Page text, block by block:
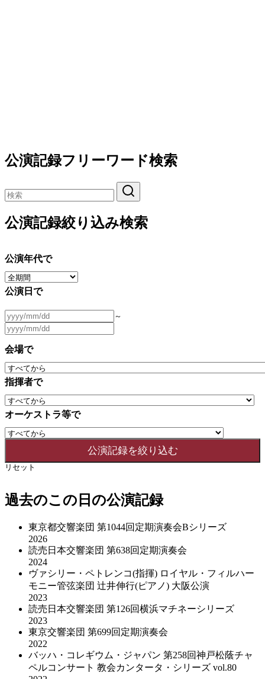
公演記録フリーワード検索
公演記録絞り込み検索
公演年代で
公演日で
～
会場で
指揮者で
オーケストラ等で
リセット
過去のこの日の公演記録
東京都交響楽団 第1044回定期演奏会Bシリーズ
2026
読売日本交響楽団 第638回定期演奏会
2024
ヴァシリー・ペトレンコ(指揮) ロイヤル・フィルハー
モニー管弦楽団 辻井伸行(ピアノ) 大阪公演
2023
読売日本交響楽団 第126回横浜マチネーシリーズ
2023
東京交響楽団 第699回定期演奏会
2022
バッハ・コレギウム・ジャパン 第258回神戸松蔭チャ
ペルコンサート 教会カンタータ・シリーズ vol.80